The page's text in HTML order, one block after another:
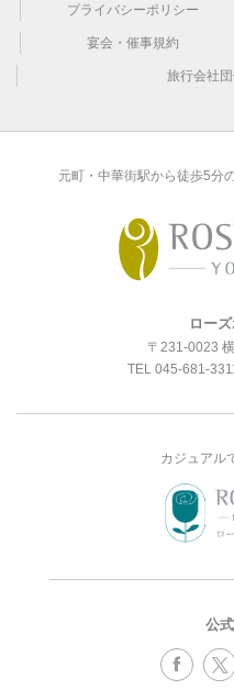
プライバシーポリシー
宴会・催事規約
旅行会社
元町・中華街駅から徒歩5分
ロー
〒231-0023
TEL 045-681-
カジュアル
公